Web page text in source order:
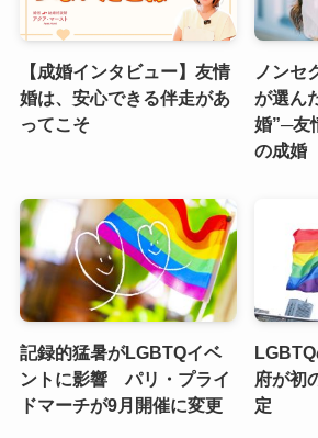
【成婚インタビュー】友情
婚は、安心できる伴走があ
ってこそ
ノンセ
が選ん
婚”─友
の成婚
記録的猛暑がLGBTQイベ
ントに影響 パリ・プライ
ドマーチが9月開催に変更
府が初
定